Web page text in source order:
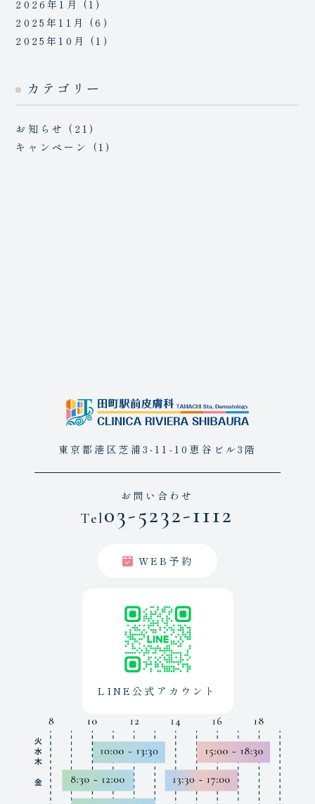
送
2026年1月 (1)
2025年11月 (6)
2025年10月 (1)
カテゴリー
お知らせ (21)
キャンペーン (1)
お問い合わせ
Tel03-5232-1112
WEB予約
LINE公式アカウント
東京都港区芝浦3-11-10恵谷ビル3階